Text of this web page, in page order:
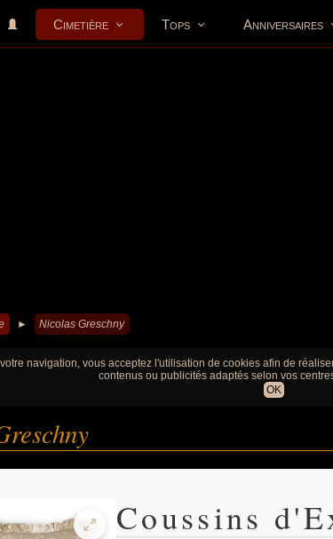
Cimetière Tops Anniversaires
► Nicolas Greschny
navigation, vous acceptez l'utilisation de cookies afin de
contenus ou publicités adaptés selon vos
OK
Coussins